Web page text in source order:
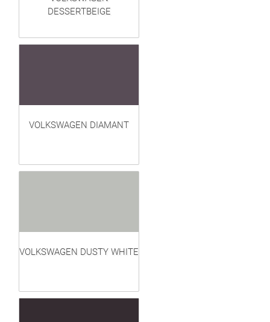
DESSERTBEIGE
VOLKSWAGEN DIAMANT
VOLKSWAGEN DUSTY WHITE